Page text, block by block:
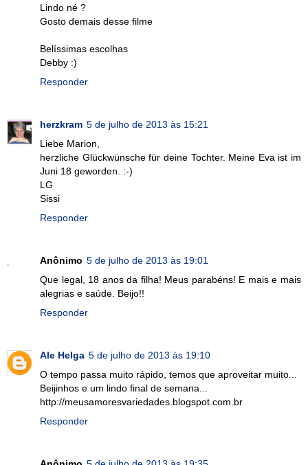
Lindo né ?
Gosto demais desse filme
Belíssimas escolhas
Debby :)
Responder
herzkram 5 de julho de 2013 às 15:21
Liebe Marion,
herzliche Glückwünsche für deine Tochter. Meine Eva ist im
Juni 18 geworden. :-)
LG
Sissi
Responder
Anônimo 5 de julho de 2013 às 19:01
Que legal, 18 anos da filha! Meus parabéns! E mais e mais
alegrias e saúde. Beijo!!
Responder
Ale Helga 5 de julho de 2013 às 19:10
O tempo passa muito rápido, temos que aproveitar muito...
Beijinhos e um lindo final de semana...
http://meusamoresvariedades.blogspot.com.br
Responder